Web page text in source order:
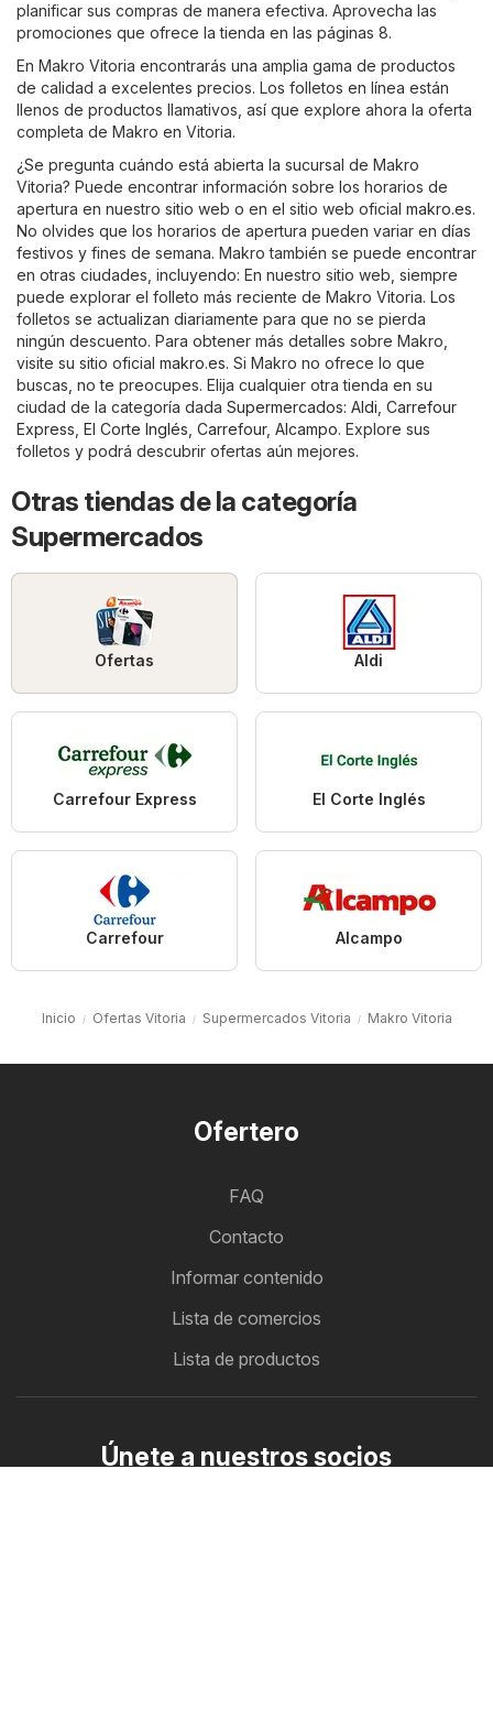
planificar sus compras de manera efectiva. Aprovecha las
promociones que ofrece la tienda en las páginas 8.
En Makro Vitoria encontrarás una amplia gama de productos
de calidad a excelentes precios. Los folletos en línea están
llenos de productos llamativos, así que explore ahora la oferta
completa de Makro en Vitoria.
¿Se pregunta cuándo está abierta la sucursal de Makro
Vitoria? Puede encontrar información sobre los horarios de
apertura en nuestro sitio web o en el sitio web oficial makro.es.
No olvides que los horarios de apertura pueden variar en días
festivos y fines de semana. Makro también se puede encontrar
en otras ciudades, incluyendo: En nuestro sitio web, siempre
puede explorar el folleto más reciente de Makro Vitoria. Los
folletos se actualizan diariamente para que no se pierda
ningún descuento. Para obtener más detalles sobre Makro,
visite su sitio oficial makro.es. Si Makro no ofrece lo que
buscas, no te preocupes. Elija cualquier otra tienda en su
ciudad de la categoría dada Supermercados: Aldi Carrefour
Express El Corte Inglés Carrefour, Alcampo. Explore sus
folletos y podrá descubrir ofertas aún mejores.
Otras tiendas de la categoría
Supermercados
Ofertas Aldi
Carrefour Express El Corte Inglés
Carrefour Alcampo
Inicio Ofertas Vitoria Supermercados Vitoria Makro Vitoria
Ofertero
FAQ
Contacto
Informar contenido
Lista de comercios
Lista de productos
Únete a nuestros socios